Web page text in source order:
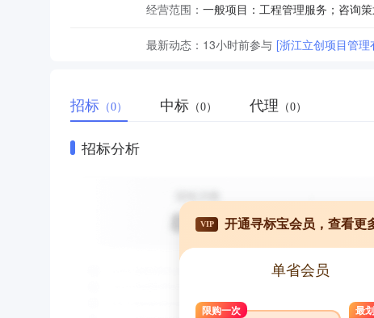
经营范围：
最新动态： 13小时前参与 [浙江立创项目管
招标 （0） 中标 （0） 代理 （0）
招标分析
VIP 开通寻标宝会员，查看更
单省会员
限购一次 最